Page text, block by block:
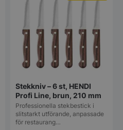
Stekkniv – 6 st, HENDI
Profi Line, brun, 210 mm
Professionella stekbestick i
slitstarkt utförande, anpassade
för restaurang…